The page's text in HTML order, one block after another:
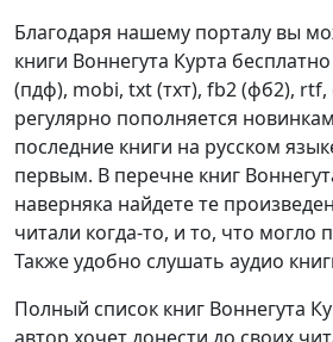
Благодаря нашему порталу вы
книги Воннегута Курта
(пдф), mobi, txt (тхт), fb2 (фб2),
регулярно пополняется
последние книги на русском
первым. В перечне книг
наверняка найдете те
читали когда-то, и то, что могло
Также удобно слушать аудио
Полный список книг Воннегута